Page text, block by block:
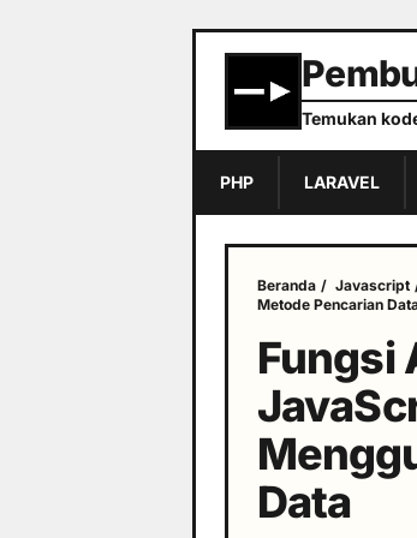
Temukan
PHP LARAVEL
Beranda / Javascript
Metode Pencarian
Fungsi
Data